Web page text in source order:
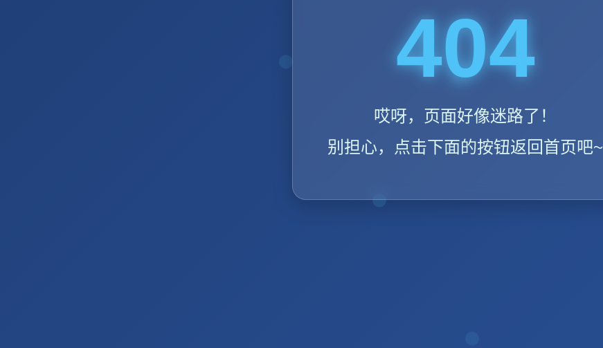
404
哎呀，页面好像迷路了！
别担心，点击下面的按钮返回首页吧~